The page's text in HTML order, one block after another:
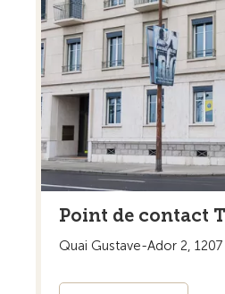
Point de contact
Quai Gustave-Ador 2,